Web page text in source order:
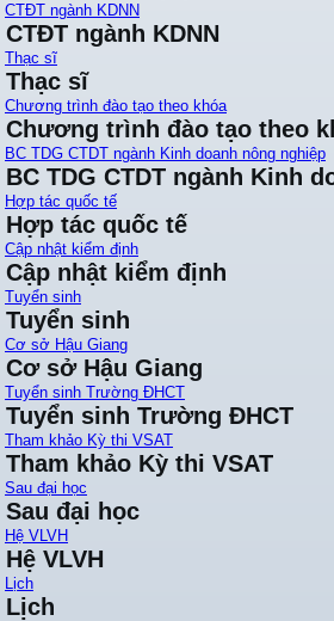
CTĐT ngành KDNN
CTĐT ngành KDNN
Thạc sĩ
Thạc sĩ
Chương trình đào tạo theo khóa
Chương trình đào tạo theo
BC TDG CTDT ngành Kinh doanh nông nghiệp
BC TDG CTDT ngành Kinh
Hợp tác quốc tế
Hợp tác quốc tế
Cập nhật kiểm định
Cập nhật kiểm định
Tuyển sinh
Tuyển sinh
Cơ sở Hậu Giang
Cơ sở Hậu Giang
Tuyển sinh Trường ĐHCT
Tuyển sinh Trường ĐHCT
Tham khảo Kỳ thi VSAT
Tham khảo Kỳ thi VSAT
Sau đại học
Sau đại học
Hệ VLVH
Hệ VLVH
Lịch
Lịch